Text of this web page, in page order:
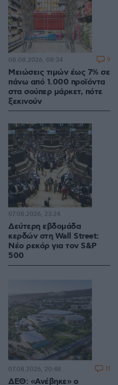
Μειώσεις τιμών έως 7% σε
πάνω από 1.000 προϊόντα
στα σούπερ μάρκετ, πότε
ξεκινούν
08.08.2026, 08:34 9
Δεύτερη εβδομάδα
κερδών στη Wall Street:
Νέο ρεκόρ για τον S&P
500
07.08.2026, 23:24
ΔΕΘ: «Ανέβηκε» ο
07.08.2026, 20:48 11